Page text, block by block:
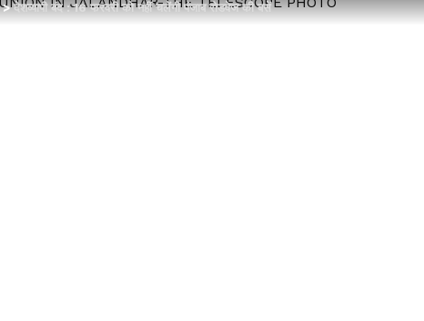
>देशव्यापी बंद : 16 फरवरी को नहीं चलेंगी पंजाब रोडवेज की बसें